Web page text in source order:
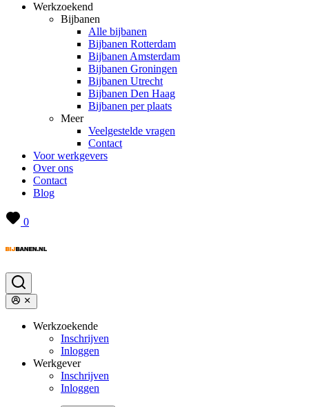
Werkzoekend
Bijbanen
Alle bijbanen
Bijbanen Rotterdam
Bijbanen Amsterdam
Bijbanen Groningen
Bijbanen Utrecht
Bijbanen Den Haag
Bijbanen per plaats
Meer
Veelgestelde vragen
Contact
Voor werkgevers
Over ons
Contact
Blog
0
Werkzoekende
Inschrijven
Inloggen
Werkgever
Inschrijven
Inloggen